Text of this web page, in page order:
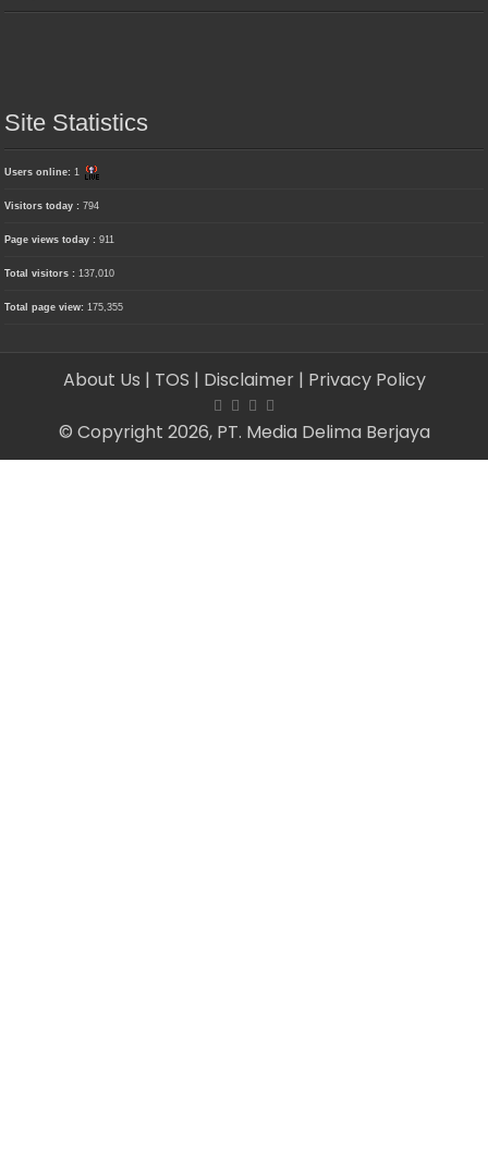
Site Statistics
Users online: 1
Visitors today :794
Page views today :911
Total visitors : 137,010
Total page view: 175,355
About Us | TOS | Disclaimer | Privacy Policy
© Copyright 2026, PT. Media Delima Berjaya